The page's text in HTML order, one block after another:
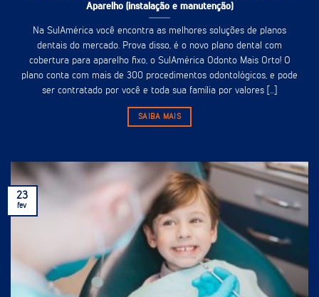
Aparelho (instalação e manutenção)
Na SulAmérica você encontra as melhores soluções de planos
dentais do mercado. Prova disso, é o novo plano dental com
cobertura para aparelho fixo, o SulAmérica Odonto Mais Orto! O
plano conta com mais de 300 procedimentos odontológicos, e pode
ser contratado por você e toda sua família por valores [...]
SAIBA MAIS
23
fev